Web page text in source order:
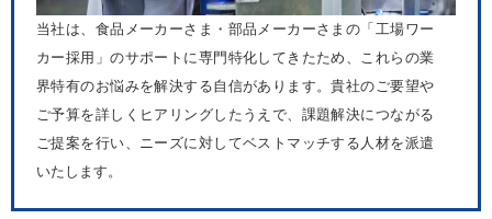
当社は、食品メーカーさま・部品メーカーさまの「工場ワー
カー採用」のサポートに専門特化してきたため、これらの業
界特有のお悩みを解決する自信があります。貴社のご要望や
ご予算を詳しくヒアリングしたうえで、課題解決につながる
ご提案を行い、ニーズに対してベストマッチする人材を派遣
いたします。